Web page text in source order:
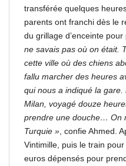
transférée quelques
parents ont franchi dès le
du grillage d’enceinte
ne savais pas où on était.
cette ville où des chiens
fallu marcher des heures
qui nous a indiqué la
Milan, voyagé douze
prendre une douche… On
Turquie » , confie Ahmed.
Vintimille, puis le train
euros dépensés pour